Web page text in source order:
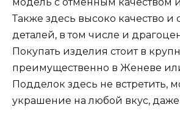
модель с отменным качеством
Также здесь высоко качество и
деталей, в том числе и
Покупать изделия стоит в
преимущественно в Женеве
Подделок здесь не встретить,
украшение на любой вкус,